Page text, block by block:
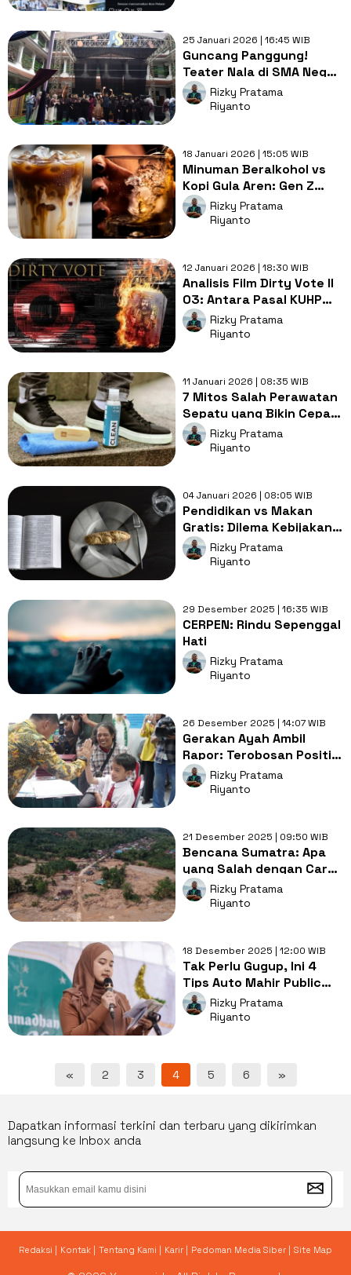
25 Januari 2026 | 16:45 WIB
Guncang Panggung!
Teater Nala di SMA Negeri
1 Purwakarta Tuai
Apresiasi
Rizky Pratama
Riyanto
18 Januari 2026 | 15:05 WIB
Minuman Beralkohol vs
Kopi Gula Aren: Gen Z
Lawan Emisi Bikin Industri
Miras Gigit Jari
Rizky Pratama
Riyanto
12 Januari 2026 | 18:30 WIB
Analisis Film Dirty Vote II
O3: Antara Pasal KUHP
dan Krisis Demokrasi
Rizky Pratama
Riyanto
11 Januari 2026 | 08:35 WIB
7 Mitos Salah Perawatan
Sepatu yang Bikin Cepat
Rusak, Kamu Masih
Percaya?
Rizky Pratama
Riyanto
04 Januari 2026 | 08:05 WIB
Pendidikan vs Makan
Gratis: Dilema Kebijakan
Publik dan Mentalitas
Masyarakat
Rizky Pratama
Riyanto
29 Desember 2025 | 16:35 WIB
CERPEN: Rindu Sepenggal
Hati
Rizky Pratama
Riyanto
26 Desember 2025 | 14:07 WIB
Gerakan Ayah Ambil
Rapor: Terobosan Positif
atau Intervensi
Berlebihan?
Rizky Pratama
Riyanto
21 Desember 2025 | 09:50 WIB
Bencana Sumatra: Apa
yang Salah dengan Cara
Negara Berbicara ke
Publik?
Rizky Pratama
Riyanto
18 Desember 2025 | 12:00 WIB
Tak Perlu Gugup, Ini 4
Tips Auto Mahir Public
Speaking Ala Azkiya
Haliza
Rizky Pratama
Riyanto
« 2 3 4 5 6 »
Dapatkan informasi terkini dan terbaru yang dikirimkan
langsung ke Inbox anda
Redaksi | Kontak | Tentang Kami | Karir | Pedoman Media Siber | Site Map